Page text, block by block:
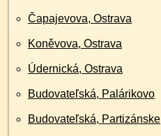
Čapajevova, Ostrava
Koněvova, Ostrava
Údernická, Ostrava
Budovateľská, Palárikovo
Budovateľská, Partizánske